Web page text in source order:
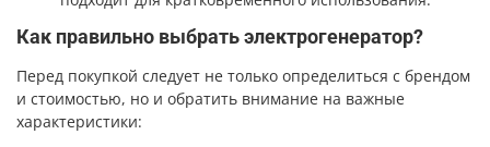
Как правильно выбрать электрогенератор?
Перед покупкой следует не только определиться с брендом
и стоимостью, но и обратить внимание на важные
характеристики: